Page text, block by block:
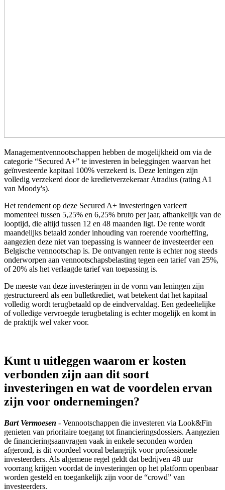
Managementvennootschappen hebben de mogelijkheid om via de
categorie “Secured A+” te investeren in beleggingen waarvan het
geïnvesteerde kapitaal 100% verzekerd is. Deze leningen zijn
volledig verzekerd door de kredietverzekeraar Atradius (rating A1
van Moody's).
Het rendement op deze Secured A+ investeringen varieert
momenteel tussen 5,25% en 6,25% bruto per jaar, afhankelijk van de
looptijd, die altijd tussen 12 en 48 maanden ligt. De rente wordt
maandelijks betaald zonder inhouding van roerende voorheffing,
aangezien deze niet van toepassing is wanneer de investeerder een
Belgische vennootschap is. De ontvangen rente is echter nog steeds
onderworpen aan vennootschapsbelasting tegen een tarief van 25%,
of 20% als het verlaagde tarief van toepassing is.
De meeste van deze investeringen in de vorm van leningen zijn
gestructureerd als een bulletkrediet, wat betekent dat het kapitaal
volledig wordt terugbetaald op de eindvervaldag. Een gedeeltelijke
of volledige vervroegde terugbetaling is echter mogelijk en komt in
de praktijk wel vaker voor.
Kunt u uitleggen waarom er kosten
verbonden zijn aan dit soort
investeringen en wat de voordelen ervan
zijn voor ondernemingen?
Bart Vermoesen - Vennootschappen die investeren via Look&Fin
genieten van prioritaire toegang tot financieringsdossiers. Aangezien
de financieringsaanvragen vaak in enkele seconden worden
afgerond, is dit voordeel vooral belangrijk voor professionele
investeerders. Als algemene regel geldt dat bedrijven 48 uur
voorrang krijgen voordat de investeringen op het platform openbaar
worden gesteld en toegankelijk zijn voor de “crowd” van
investeerders.